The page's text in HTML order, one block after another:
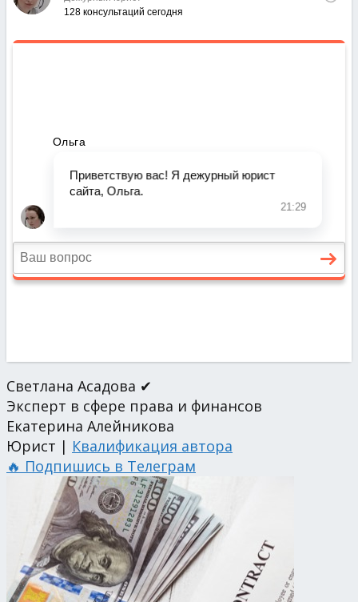
Светлана Асадова ✔
Эксперт в сфере права и финансов
Екатерина Алейникова
Юрист | Квалификация автора
🔥 Подпишись в Телеграм